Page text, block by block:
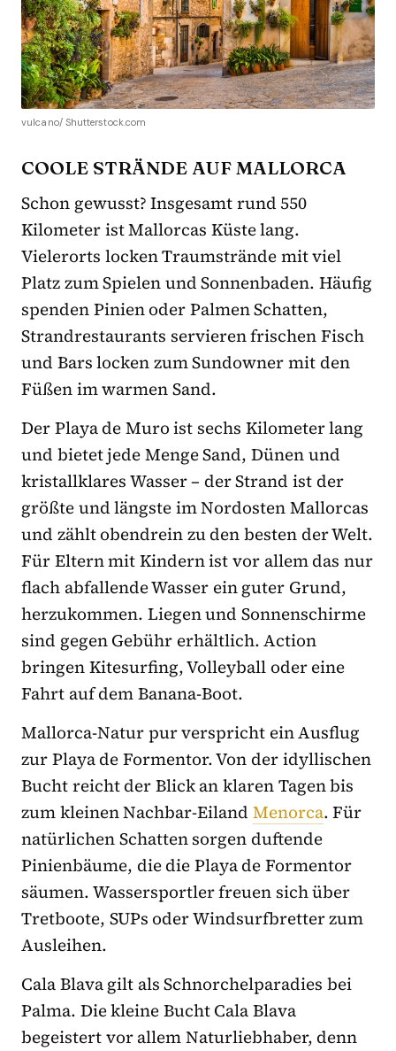
vulcano/ Shutterstock.com
COOLE STRÄNDE AUF MALLORCA
Schon gewusst? Insgesamt rund 550
Kilometer ist Mallorcas Küste lang.
Vielerorts locken Traumstrände mit viel
Platz zum Spielen und Sonnenbaden. Häufig
spenden Pinien oder Palmen Schatten,
Strandrestaurants servieren frischen Fisch
und Bars locken zum Sundowner mit den
Füßen im warmen Sand.
Der Playa de Muro ist sechs Kilometer lang
und bietet jede Menge Sand, Dünen und
kristallklares Wasser – der Strand ist der
größte und längste im Nordosten Mallorcas
und zählt obendrein zu den besten der Welt.
Für Eltern mit Kindern ist vor allem das nur
flach abfallende Wasser ein guter Grund,
herzukommen. Liegen und Sonnenschirme
sind gegen Gebühr erhältlich. Action
bringen Kitesurfing, Volleyball oder eine
Fahrt auf dem Banana-Boot.
Mallorca-Natur pur verspricht ein Ausflug
zur Playa de Formentor. Von der idyllischen
Bucht reicht der Blick an klaren Tagen bis
zum kleinen Nachbar-Eiland Menorca. Für
natürlichen Schatten sorgen duftende
Pinienbäume, die die Playa de Formentor
säumen. Wassersportler freuen sich über
Tretboote, SUPs oder Windsurfbretter zum
Ausleihen.
Cala Blava gilt als Schnorchelparadies bei
Palma. Die kleine Bucht Cala Blava
begeistert vor allem Naturliebhaber, denn